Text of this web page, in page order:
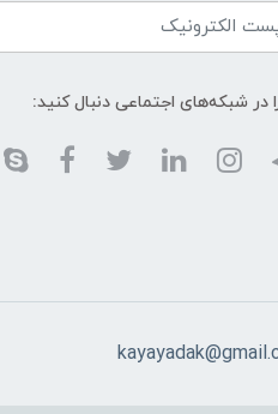
در شبکه‌های اجتماعی دنبال کنید: